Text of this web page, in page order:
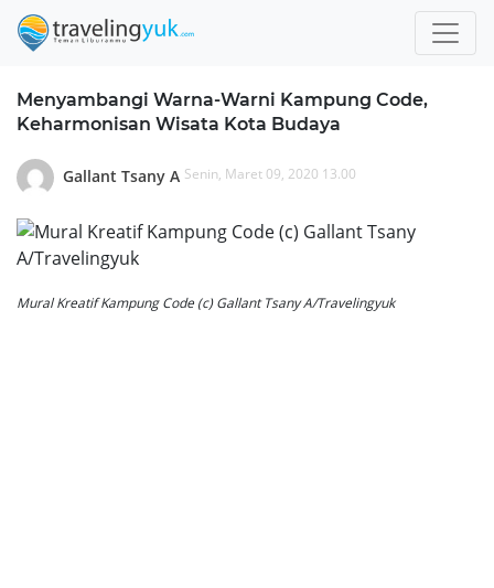
Menyambangi Warna-Warni Kampung Code,
Keharmonisan Wisata Kota Budaya
Gallant Tsany A Senin, Maret 09, 2020 13.00
Mural Kreatif Kampung Code (c) Gallant Tsany A/Travelingyuk